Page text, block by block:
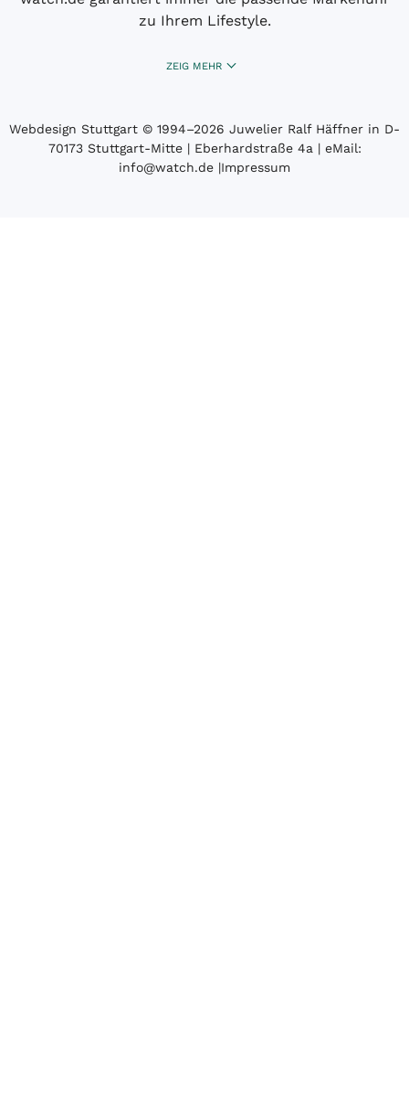
zu Ihrem Lifestyle.
ZEIG MEHR
Webdesign Stuttgart © 1994­–2026 Juwelier Ralf Häffner in D-
70173 Stuttgart-Mitte | Eberhardstraße 4a | eMail:
info@watch.de |Impressum